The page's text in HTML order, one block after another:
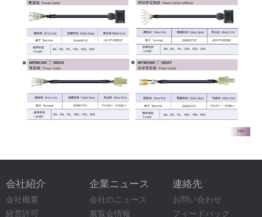
会社紹介
会社概要
経営許可
企業ニュース
会社のニュース
展覧会情報
連絡先
お問い合わせ
フィードバック